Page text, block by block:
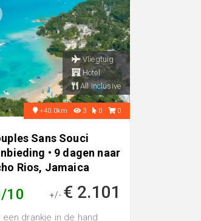
Vliegtuig
Hotel
All inclusive
+40.0km 3 0 0
Sans Souci
• 9 dagen naar
Rios, Jamaica
10 +/- € 2.101
een drankje in de hand